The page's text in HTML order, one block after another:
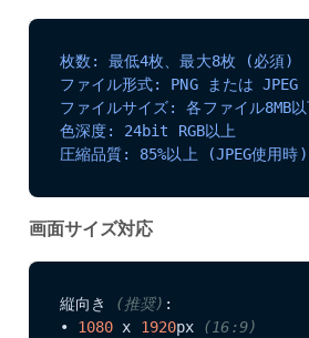
枚数: 最低4枚、最大8枚 (必須)
ファイル形式: PNG または JPEG
ファイルサイズ: 各ファイル8MB
色深度: 24bit RGB以上
圧縮品質: 85%以上 (JPEG使用時)
画面サイズ対応
縦向き (推奨) :
• 1080 x 1920px
(16:9)